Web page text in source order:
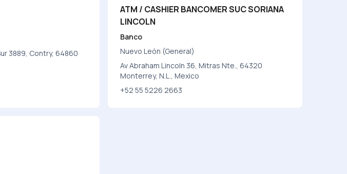
3889, Contry, 64860
ATM / CASHIER BANCOMER SUC SORIANA
LINCOLN
Banco
Nuevo León (General)
Av Abraham Lincoln 36, Mitras Nte., 64320
Monterrey, N.L., Mexico
+52 55 5226 2663